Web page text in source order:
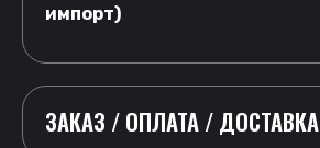
импорт)
ЗАКАЗ / ОПЛАТА / ДОСТАВКА